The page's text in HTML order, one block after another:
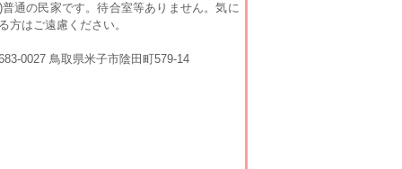
普通の民家です。待合室等ありません。気に
方はご遠慮ください。
0027 鳥取県米子市陰田町579-14